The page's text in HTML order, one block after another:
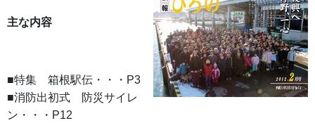
主な内容
■特集 箱根駅伝・・・P3
■消防出初式 防災サイレ
ン・・・P12